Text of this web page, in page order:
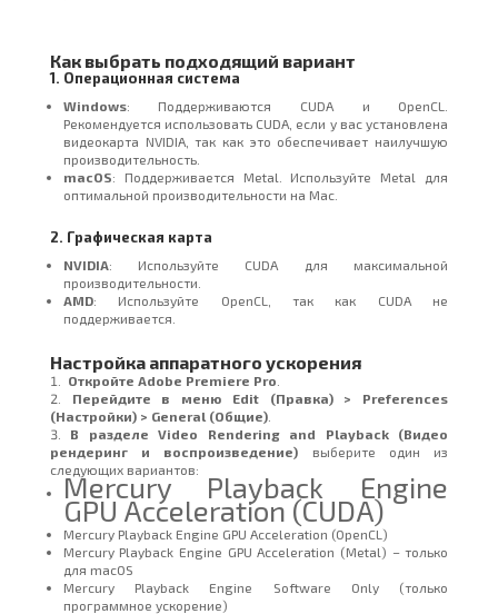
Как выбрать подходящий вариант
1. Операционная система
Windows: Поддерживаются CUDA и OpenCL.
Рекомендуется использовать CUDA, если у вас установлена
видеокарта NVIDIA, так как это обеспечивает наилучшую
производительность.
macOS: Поддерживается Metal. Используйте Metal для
оптимальной производительности на Mac.
2. Графическая карта
NVIDIA: Используйте CUDA для максимальной
производительности.
AMD: Используйте OpenCL, так как CUDA не
поддерживается.
Настройка аппаратного ускорения
Откройте Adobe Premiere Pro
Перейдите в меню Edit (Правка) > Preferences
(Настройки) > General (Общие).
В разделе Video Rendering and Playback (Видео
рендеринг и воспроизведение) выберите один из
следующих вариантов:
Mercury Playback Engine
GPU Acceleration (CUDA)
Mercury Playback Engine GPU Acceleration (OpenCL)
Mercury Playback Engine GPU Acceleration (Metal) – только
для macOS
Mercury Playback Engine Software Only (только
программное ускорение)